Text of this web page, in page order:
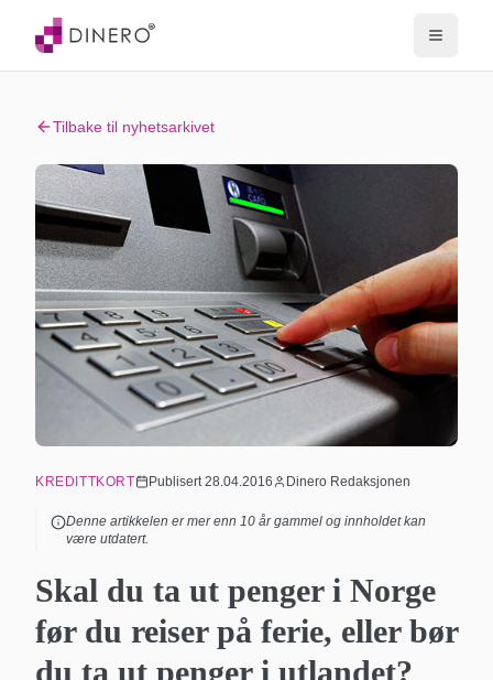
Tilbake til nyhetsarkivet
KREDITTKORT Publisert28.04.2016 Dinero Redaksjonen
Denne artikkelen er mer enn 10 år gammel og innholdet kan
være utdatert.
Skal du ta ut penger i Norge
før du reiser på ferie, eller bør
du ta ut penger i utlandet?